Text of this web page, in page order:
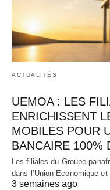
ACTUALITÉS
UEMOA : LES
ENRICHISSENT
MOBILES POUR
BANCAIRE 100%
Les filiales du Groupe
dans l’Union Economique
3 semaines ago